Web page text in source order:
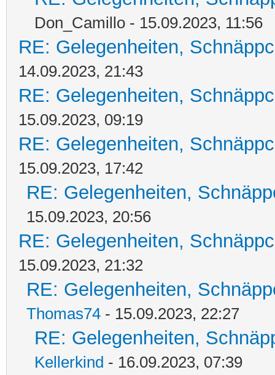
Don_Camillo - 15.09.2023, 11:56
RE: Gelegenheiten,
14.09.2023, 21:43
RE: Gelegenheiten,
15.09.2023, 09:19
RE: Gelegenheiten,
15.09.2023, 17:42
RE: Gelegenheiten,
15.09.2023, 20:56
RE: Gelegenheiten,
15.09.2023, 21:32
RE: Gelegenheiten,
Thomas74 - 15.09.2023, 22:27
RE: Gelegenheiten,
Kellerkind - 16.09.2023, 07:39